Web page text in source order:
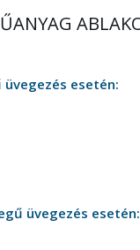
esetén:
üvegezés esetén: